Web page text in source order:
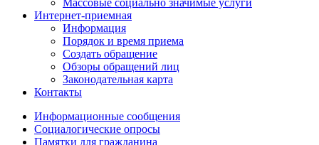
Массовые социально значимые услуги
Интернет-приемная
Информация
Порядок и время приема
Создать обращение
Обзоры обращений лиц
Законодательная карта
Контакты
Информационные сообщения
Социалогические опросы
Памятки для гражданина